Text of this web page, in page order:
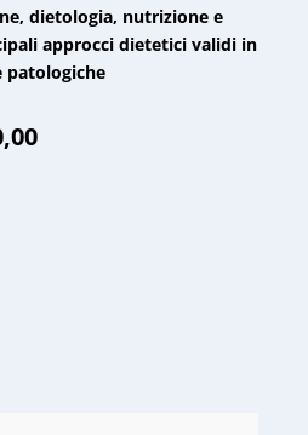
dietologia, nutrizione e
approcci dietetici validi in
patologiche
Il